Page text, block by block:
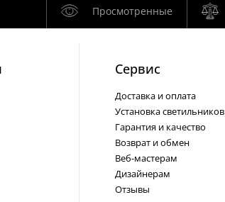
Просмотренные
Cервис
Доставка и оплата
Установка светильников
Гарантия и качество
Возврат и обмен
Веб-мастерам
Дизайнерам
Отзывы